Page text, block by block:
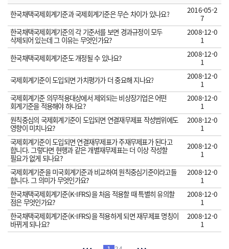
한국채택국제회계기준과 국제회계기준은 무슨 차이가 있나요?
2016-05-2
7
한국채택국제회계기준의 각 기준서를 보면 경과규정이 모두
삭제되어 있는데 그 이유는 무엇인가요?
2008-12-0
1
한국채택국제회계기준도 개정될 수 있나요?
2008-12-0
1
국제회계기준이 도입되면 가치평가가 더 중요해 지나요?
2008-12-0
1
국제회계기준 의무적용대상에서 제외되는 비상장기업은 어떤
회계기준을 적용해야 하나요?
2008-12-0
1
원칙중심의 국제회계기준이 도입되면 연결재무제표 작성범위에도
영향이 미치나요?
2008-12-0
1
국제회계기준이 도입되면 연결재무제표가 주재무제표가 된다고
합니다. 그렇다면 현행과 같은 개별재무제표는 더 이상 작성할
필요가 없게 되나요?
2008-12-0
1
국제회계기준을 미국회계기준과 비교하여 원칙중심기준이라고들
합니다. 그 의미가 무엇인가요?
2008-12-0
1
한국채택국제회계기준(K-IFRS)을 처음 적용할 때 특별히 유의할
점은 무엇인가요?
2008-12-0
1
한국채택국제회계기준(K-IFRS)을 적용하게 되면 재무제표 명칭이
바뀌게 되나요?
2008-12-0
1